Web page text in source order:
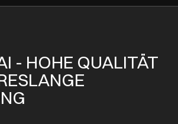
- HOHE QUALITÄT